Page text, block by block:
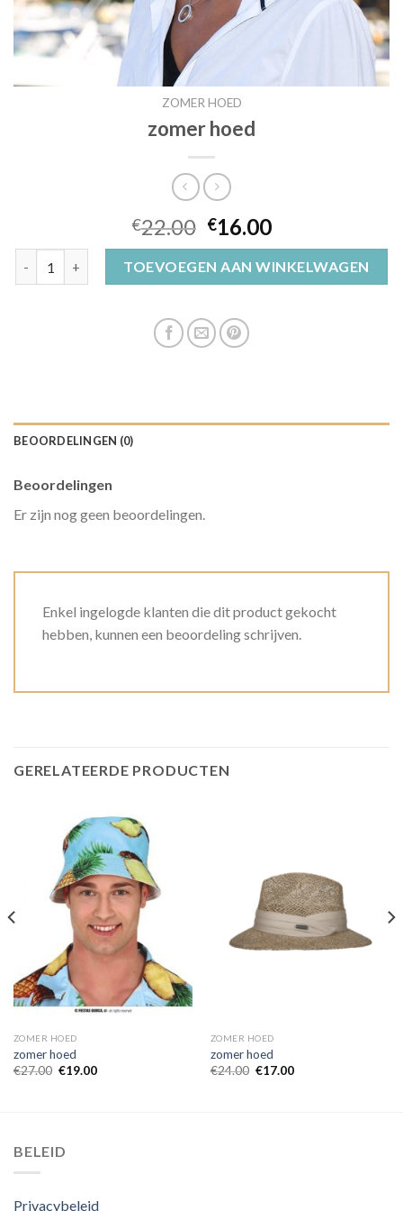
ZOMER HOED
zomer hoed
€22.00 €16.00
TOEVOEGEN AAN WINKELWAGEN
BEOORDELINGEN (0)
Beoordelingen
Er zijn nog geen beoordelingen.
Enkel ingelogde klanten die dit product gekocht
hebben, kunnen een beoordeling schrijven.
GERELATEERDE PRODUCTEN
ZOMER HOED
zomer hoed
€27.00 €19.00
ZOMER HOED
zomer hoed
€24.00 €17.00
BELEID
Privacybeleid